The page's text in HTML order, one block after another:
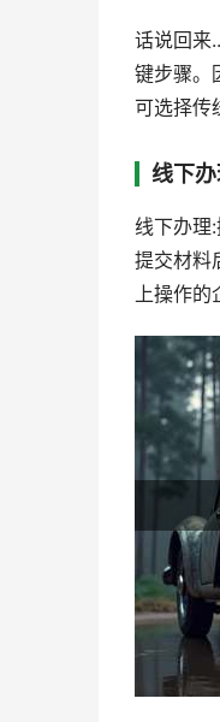
话说回来
键步骤。
可选择传
线下
线下办理
提交材料
上操作的